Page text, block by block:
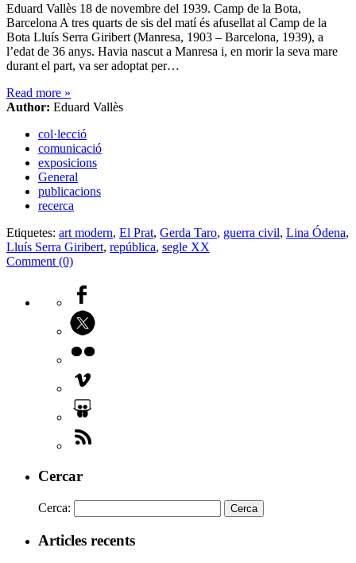
Eduard Vallès 18 de novembre del 1939. Camp de la Bota,
Barcelona A tres quarts de sis del matí és afusellat al Camp de la
Bota Lluís Serra Giribert (Manresa, 1903 – Barcelona, 1939), a
l’edat de 36 anys. Havia nascut a Manresa i, en morir la seva mare
durant el part, va ser adoptat per…
Read more »
Author: Eduard Vallès
col·lecció
comunicació
exposicions
General
publicacions
recerca
Etiquetes: art modern, El Prat, Gerda Taro, guerra civil, Lina Ódena,
Lluís Serra Giribert, república, segle XX
Comment (0)
Cercar
Cerca:
Articles recents